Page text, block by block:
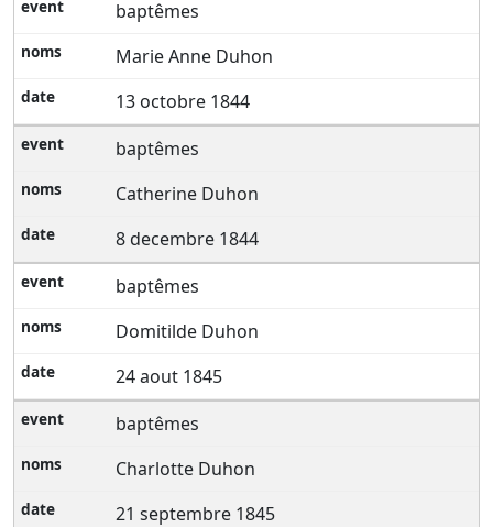
baptêmes
Marie Anne Duhon
13 octobre 1844
baptêmes
Catherine Duhon
8 decembre 1844
baptêmes
Domitilde Duhon
24 aout 1845
baptêmes
Charlotte Duhon
21 septembre 1845